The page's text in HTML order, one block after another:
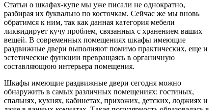
Статьи о шкафах-купе мы уже писали не однократно,
разбирая их буквально по косточкам. Сейчас же мы вновь
обратимся к ним, так как данная категория мебели
ликвидирует кучу проблем, связанных с хранением ваших
вещей. В современных помещениях шкафы имеющие
раздвижные двери выполняют помимо практических, еще и
эстетические функции превращаясь в органичную
составляющюю интерьера помещения.
Шкафы имеющие раздвижные двери сегодня можно
обнаружить в самых различных помещениях: гостиных,
спальнях, кухнях, кабинетах, прихожих, детских, лоджиях и